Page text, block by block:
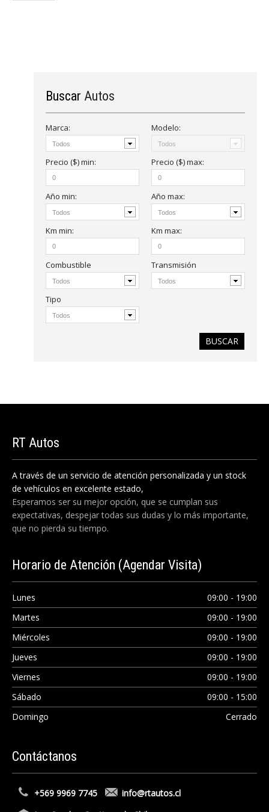
Buscar Autos
Marca: Modelo:
Precio ($)min: Precio ($)max:
Año min: Año max:
Km min: Km max:
Combustible Transmisión
Tipo
RT Autos
A través de un servicio de atención personalizada y un stock
de vehículos en excelente estado,
Esperamos ser su mejor opción, que se cumplan sus
expectativas, despejar todas sus dudas y lo más importante,
que no pierda su tiempo.
Horario de Atención (Agendar Visita)
Lunes
09:00 - 19:00
Martes
09:00 - 19:00
Miércoles
09:00 - 19:00
Jueves
09:00 - 19:00
Viernes
09:00 - 19:00
Sábado
09:00 - 15:00
Domingo
Cerrado
Contáctanos
+569 9969 7745
info@rtautos.cl